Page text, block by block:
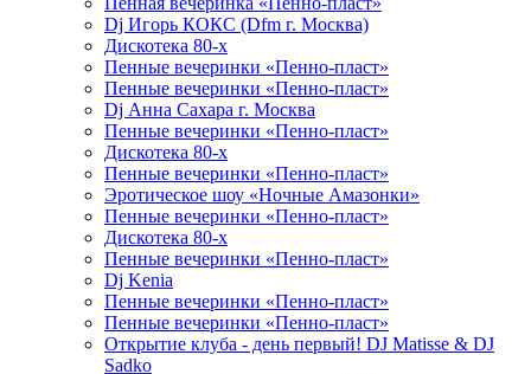
Dj Игорь КОКС (Dfm г. Москва)
Дискотека 80-х
Пенные вечеринки «Пенно-пласт»
Пенные вечеринки «Пенно-пласт»
Dj Анна Сахара г. Москва
Пенные вечеринки «Пенно-пласт»
Дискотека 80-х
Пенные вечеринки «Пенно-пласт»
Эротическое шоу «Ночные Амазонки»
Пенные вечеринки «Пенно-пласт»
Дискотека 80-х
Пенные вечеринки «Пенно-пласт»
Dj Kenia
Пенные вечеринки «Пенно-пласт»
Пенные вечеринки «Пенно-пласт»
Открытие клуба - день первый! DJ Matisse & DJ
Sadko